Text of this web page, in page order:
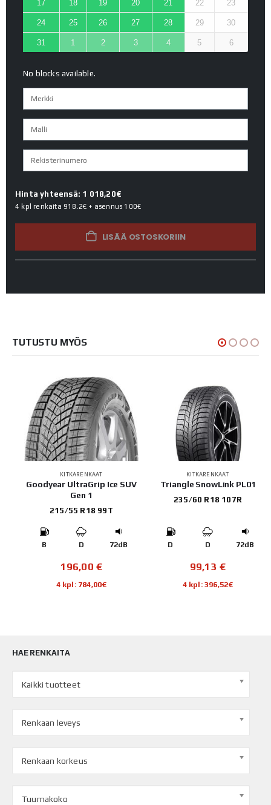
17 18 19 20 21 22 23
24 25 26 27 28 29 30
31 1 2 3 4 5 6
No blocks available.
Hinta yhteensä: 1 018,20€
4 kpl renkaita 918.2€ + asennus 100€
LISÄÄ OSTOSKORIIN
TUTUSTU MYÖS
KITKARENKAAT
Goodyear UltraGrip Ice SUV
Gen 1
215/55 R18 99T
B D 72dB
196,00€
4 kpl: 784,00€
KITKARENKAAT
Triangle SnowLink PL01
235/60 R18 107R
D D 72dB
99,13 €
4 kpl: 396,52€
HAE RENKAITA
Kaikki tuotteet
Renkaan leveys
Renkaan korkeus
Tuumakoko